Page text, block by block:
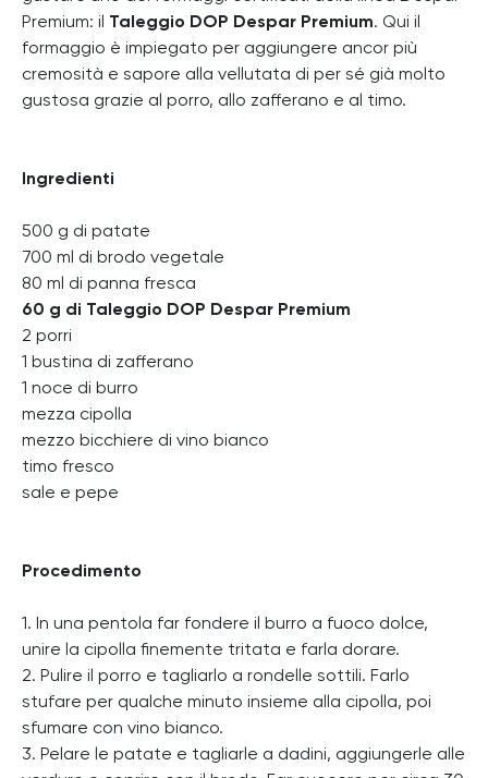
Premium: il Taleggio DOP Despar Premium. Qui il
formaggio è impiegato per aggiungere ancor più
cremosità e sapore alla vellutata di per sé già molto
gustosa grazie al porro, allo zafferano e al timo.
Ingredienti
500 g di patate
700 ml di brodo vegetale
80 ml di panna fresca
60 g di Taleggio DOP Despar Premium
2 porri
1 bustina di zafferano
1 noce di burro
mezza cipolla
mezzo bicchiere di vino bianco
timo fresco
sale e pepe
Procedimento
1. In una pentola far fondere il burro a fuoco dolce,
unire la cipolla finemente tritata e farla dorare.
2. Pulire il porro e tagliarlo a rondelle sottili. Farlo
stufare per qualche minuto insieme alla cipolla, poi
sfumare con vino bianco.
3. Pelare le patate e tagliarle a dadini, aggiungerle alle